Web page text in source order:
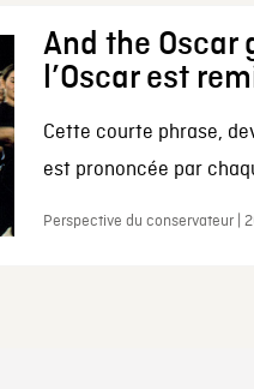
And the Oscar
l’Oscar est
Cette courte phrase,
est prononcée par
Perspective du conservateur |